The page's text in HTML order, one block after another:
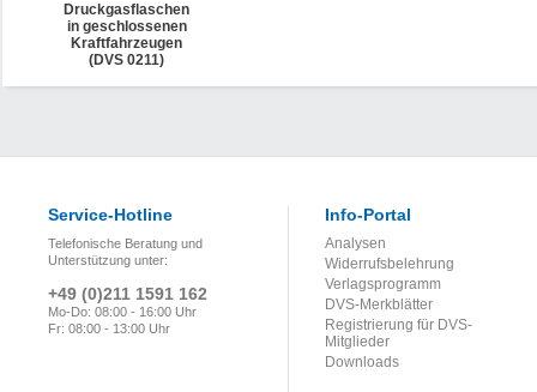
Druckgasflaschen
in geschlossenen
Kraftfahrzeugen
(DVS 0211)
Service-Hotline
Telefonische Beratung und
Unterstützung unter:
+49 (0)211 1591 162
Mo-Do: 08:00 - 16:00 Uhr
Fr: 08:00 - 13:00 Uhr
Info-Portal
Analysen
Widerrufsbelehrung
Verlagsprogramm
DVS-Merkblätter
Registrierung für DVS-
Mitglieder
Downloads